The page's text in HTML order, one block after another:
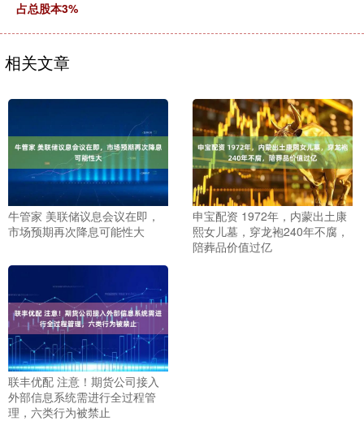
占总股本3%
相关文章
牛管家 美联储议息会议在即，
市场预期再次降息可能性大
申宝配资 1972年，内蒙出土康
熙女儿墓，穿龙袍240年不腐，
陪葬品价值过亿
联丰优配 注意！期货公司接入
外部信息系统需进行全过程管
理，六类行为被禁止